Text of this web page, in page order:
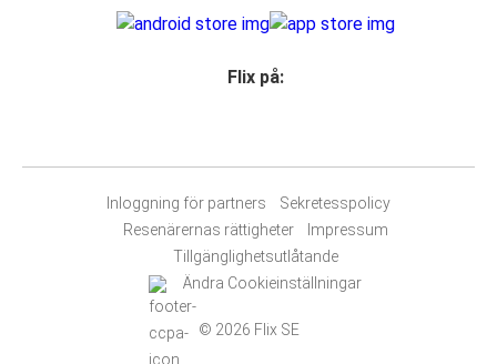
Flix på:
Inloggning för partners
Sekretesspolicy
Resenärernas rättigheter
Impressum
Tillgänglighetsutlåtande
Ändra Cookieinställningar
© 2026 Flix SE